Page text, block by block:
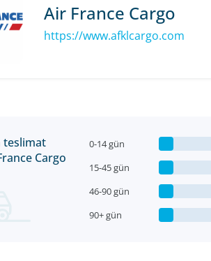
Air France Cargo
https://www.afklcargo.com
teslimat
Cargo
0-14 gün
15-45 gün
46-90 gün
90+ gün